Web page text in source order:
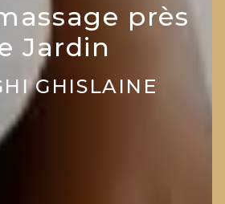
près
Jardin
GHISLAINE